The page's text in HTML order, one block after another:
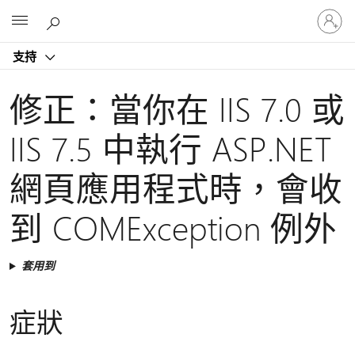
支持
登
入
您
修正：當你在 IIS 7.0 或
IIS 7.5 中執行 ASP.NET
網頁應用程式時，會收
到 COMException 例外
套用到
症狀